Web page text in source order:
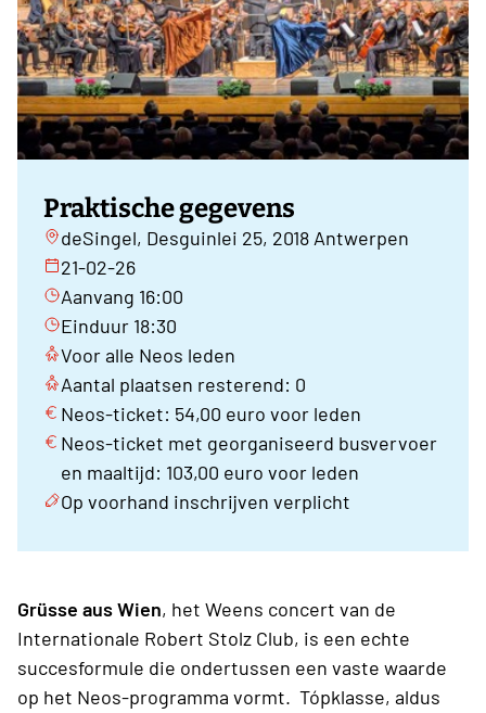
Praktische gegevens
deSingel, Desguinlei 25, 2018 Antwerpen
21-02-26
Aanvang 16:00
Einduur 18:30
Voor alle Neos leden
Aantal plaatsen resterend: 0
Neos-ticket: 54,00 euro voor leden
Neos-ticket met georganiseerd busvervoer
en maaltijd: 103,00 euro voor leden
Op voorhand inschrijven verplicht
Grüsse aus Wien, het Weens concert van de
Internationale Robert Stolz Club, is een echte
succesformule die ondertussen een vaste waarde
op het Neos-programma vormt. Tópklasse, aldus